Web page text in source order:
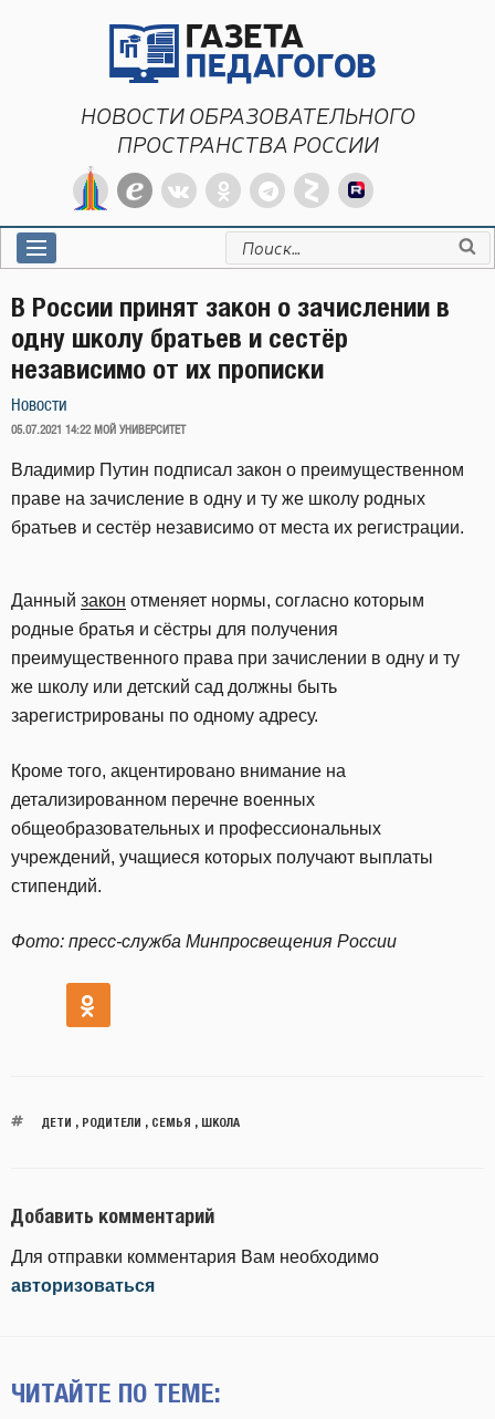
НОВОСТИ ОБРАЗОВАТЕЛЬНОГО
ПРОСТРАНСТВА РОССИИ
Искать:
В России принят закон о зачислении в
одну школу братьев и сестёр
независимо от их прописки
Новости
ОПУБЛИКОВАНО
05.07.2021 14:22 МОЙ УНИВЕРСИТЕТ
Владимир Путин подписал закон о преимущественном
праве на зачисление в одну и ту же школу родных
братьев и сестёр независимо от места их регистрации.
Данный закон отменяет нормы, согласно которым
родные братья и сёстры для получения
преимущественного права при зачислении в одну и ту
же школу или детский сад должны быть
зарегистрированы по одному адресу.
Кроме того, акцентировано внимание на
детализированном перечне военных
общеобразовательных и профессиональных
учреждений, учащиеся которых получают выплаты
стипендий.
Фото: пресс-служба Минпросвещения России
ДЕТИ , РОДИТЕЛИ , СЕМЬЯ , ШКОЛА
Добавить комментарий
Для отправки комментария Вам необходимо
авторизоваться
ЧИТАЙТЕ ПО ТЕМЕ: